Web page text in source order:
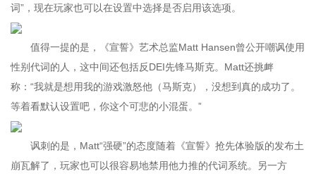
词”，现在玩家也可以在设置中选择是否启用该选项。
值得一提的是，《宣誓》艺术总监Matt Hansen曾公开嘲讽使用
性别代词的人，这中间还包括反DEI先锋马斯克。Matt还挑衅
称：“我就是想用我的游戏激怒他（马斯克），没想到真的成功了。
等着看默认设置吧，你这个可悲的小混蛋。”
讽刺的是，Matt“强硬”的态度随着《宣誓》抢先体验版的发布土
崩瓦解了，玩家也可以很容易地禁用他力推的代词系统。另一方